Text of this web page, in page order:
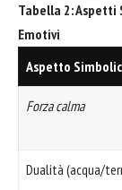
Tabella 2:
Emotivi
Aspetto
Forza calma
Dualità (acqua/